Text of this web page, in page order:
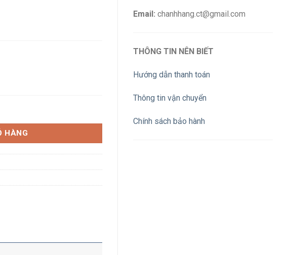
Email: chanhhang.ct@gmail.com
THÔNG TIN NÊN BIẾT
Hướng dẫn thanh toán
Thông tin vận chuyển
Chính sách bảo hành
dùng cho nút nhấn công tắc họ XA2 số lượng
HÀNG